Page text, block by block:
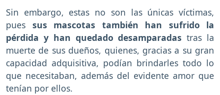
Sin embargo, estas no son las únicas víctimas,
pues sus mascotas también han sufrido la
pérdida y han quedado desamparadas tras la
muerte de sus dueños, quienes, gracias a su gran
capacidad adquisitiva, podían brindarles todo lo
que necesitaban, además del evidente amor que
tenían por ellos.